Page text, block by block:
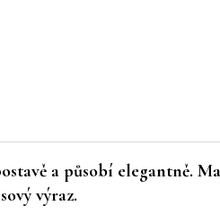
a působí elegantně.
výraz.